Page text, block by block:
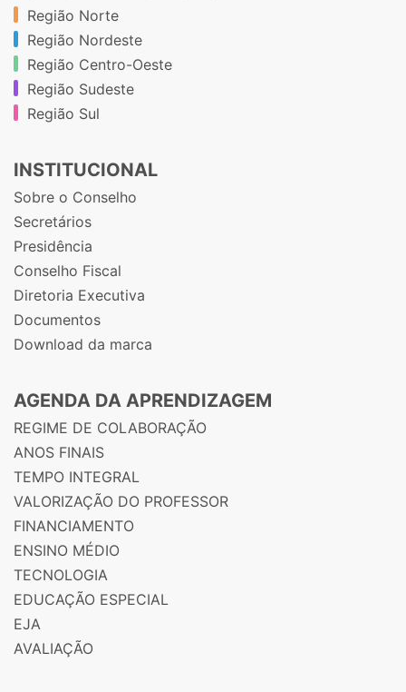
Região Norte
Região Nordeste
Região Centro-Oeste
Região Sudeste
Região Sul
INSTITUCIONAL
Sobre o Conselho
Secretários
Presidência
Conselho Fiscal
Diretoria Executiva
Documentos
Download da marca
AGENDA DA APRENDIZAGEM
REGIME DE COLABORAÇÃO
ANOS FINAIS
TEMPO INTEGRAL
VALORIZAÇÃO DO PROFESSOR
FINANCIAMENTO
ENSINO MÉDIO
TECNOLOGIA
EDUCAÇÃO ESPECIAL
EJA
AVALIAÇÃO